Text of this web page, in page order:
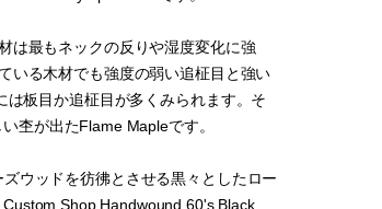
は最もネックの反りや湿度変化に強
いる木材でも強度の弱い追柾目と強い
板目か追柾目が多くみられます。そ
杢が出たFlame Mapleです。
ウッドを彷彿とさせる黒々としたロー
Shop Handwound 60's Black